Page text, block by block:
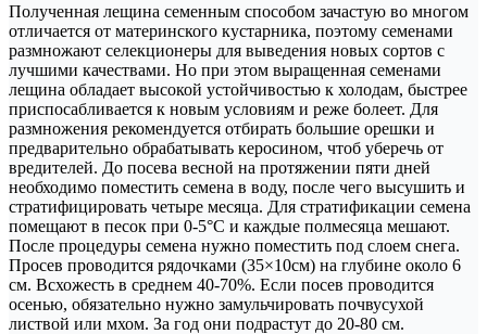
Полученная лещина семенным способом зачастую во многом
отличается от материнского кустарника, поэтому семенами
размножают селекционеры для выведения новых сортов с
лучшими качествами. Но при этом выращенная семенами
лещина обладает высокой устойчивостью к холодам, быстрее
приспосабливается к новым условиям и реже болеет. Для
размножения рекомендуется отбирать большие орешки и
предварительно обрабатывать керосином, чтоб уберечь от
вредителей. До посева весной на протяжении пяти дней
необходимо поместить семена в воду, после чего высушить и
стратифицировать четыре месяца. Для стратификации семена
помещают в песок при 0-5°С и каждые полмесяца мешают.
После процедуры семена нужно поместить под слоем снега.
Просев проводится рядочками (35×10см) на глубине около 6
см. Всхожесть в среднем 40-70%. Если посев проводится
осенью, обязательно нужно замульчировать почвусухой
листвой или мхом. За год они подрастут до 20-80 см.